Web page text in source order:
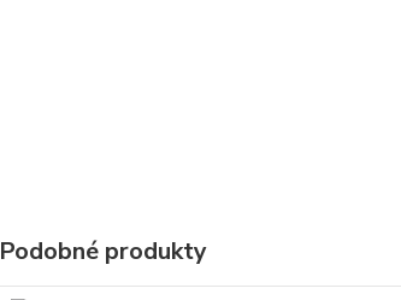
Podobné produkty